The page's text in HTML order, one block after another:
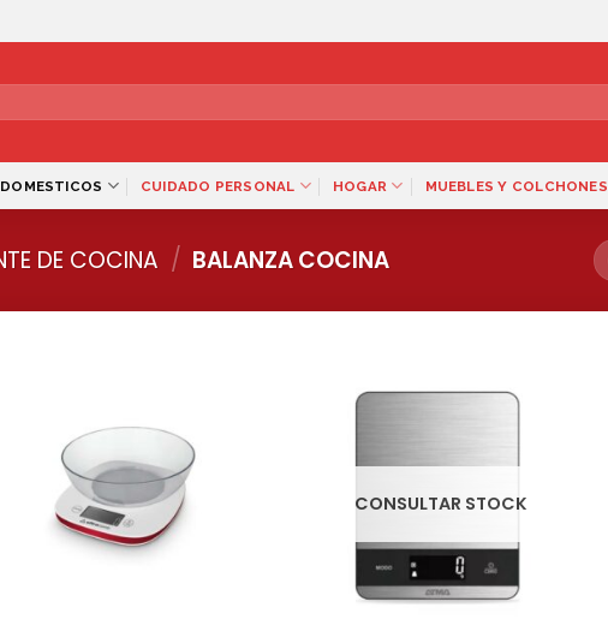
CUIDADO PERSONAL HOGAR MUEBLES Y COLCHONES
DE COCINA / BALANZA COCINA
CONSULTAR STOCK